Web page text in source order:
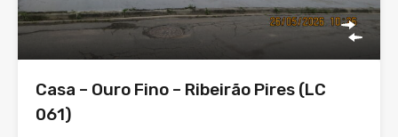
Casa – Ouro Fino – Ribeirão Pires (LC
061)